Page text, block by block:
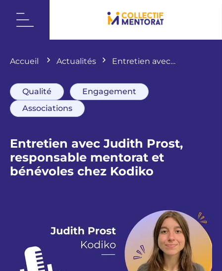
Accueil Actualités
Entretien avec
bénévoles chez Kodiko
Qualité
Engagement
Associations
Entretien avec Judith Prost,
responsable mentorat et
bénévoles chez Kodiko